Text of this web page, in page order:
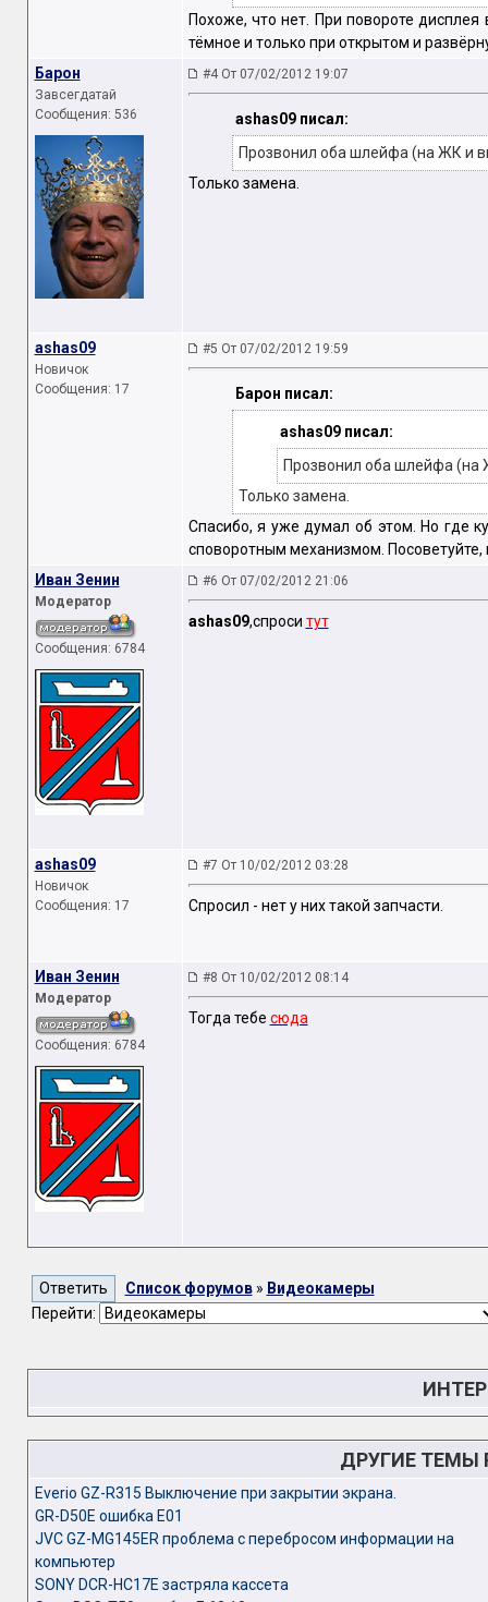
Похоже, что нет. При повороте
тёмное и только при открытом и
Барон
Завсегдатай
Сообщения: 536
#4 От 07/02/2012 19:07
ashas09 писал:
Прозвонил оба шлейфа (на ЖК и
Только замена.
ashas09
Новичок
Сообщения: 17
#5 От 07/02/2012 19:59
Барон писал:
ashas09 писал:
Прозвонил оба шлейфа (на
Только замена.
Спасибо, я уже думал об этом. Но где
споворотным механизмом. Посоветуйте,
Иван Зенин
Модератор
Сообщения: 6784
#6 От 07/02/2012 21:06
ashas09,спроси тут
ashas09
Новичок
Сообщения: 17
#7 От 10/02/2012 03:28
Спросил - нет у них такой запчасти.
Иван Зенин
Модератор
Сообщения: 6784
#8 От 10/02/2012 08:14
Тогда тебе сюда
Список форумов» Видеокамеры
Перейти:
ДРУГИЕ ТЕМЫ
Everio GZ-R315 Выключение при закрытии экрана.
GR-D50E ошибка E01
JVC GZ-MG145ER проблема с перебросом информации на
компьютер
SONY DCR-HC17E застряла кассета